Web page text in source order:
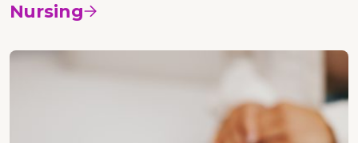
Nursing Vedi i corsi
Psicologia etica